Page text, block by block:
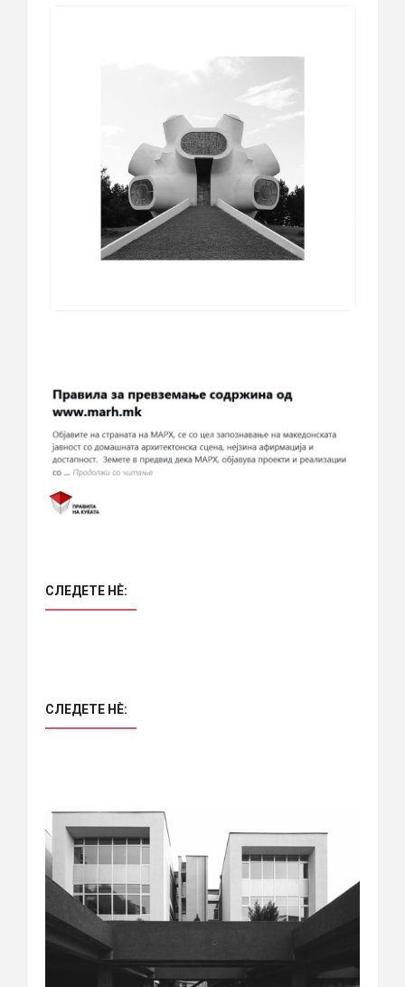
СЛЕДЕТЕ НÈ:
СЛЕДЕТЕ НÈ: